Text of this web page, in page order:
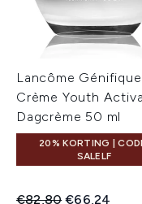
Lancôme Génifique
Crème Youth
Dagcrème 50 ml
20% KORTING |
SALELF
Recommended
€82,80Huidige prijs:
€66,24